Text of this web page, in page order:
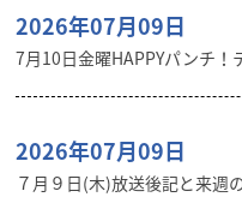
2026年07月09日
7月10日金曜HAPPYパンチ！
2026年07月09日
７月９日(木)放送後記と来週